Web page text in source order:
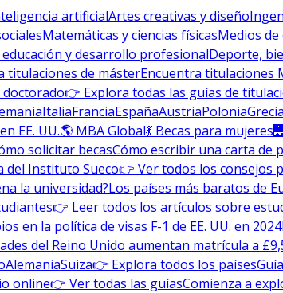
artificialArtes creativas y diseño
Matemáticas y ciencias físicasMedios
educación y desarrollo profesionalDeporte,
titulaciones de másterEncuentra titulaciones
doctorado👉 Explora todas las guías de
ItaliaFranciaEspañaAustriaPoloniaGrecia
EE. UU.🌎 MBA Global💃 Becas para mujeres
solicitar becasCómo escribir una carta de
del Instituto Sueco👉 Ver todos los consejos
la universidad?Los países más baratos de
👉 Leer todos los artículos sobre
en la política de visas F-1 de EE. UU. en 2024
del Reino Unido aumentan matrícula a
AlemaniaSuiza👉 Explora todos los países
online👉 Ver todas las guíasComienza a